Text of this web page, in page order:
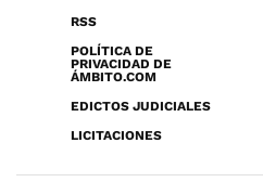
RSS
POLÍTICA DE
PRIVACIDAD DE
ÁMBITO.COM
EDICTOS JUDICIALES
LICITACIONES